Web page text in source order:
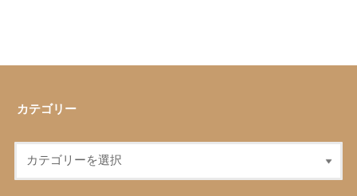
カテゴリー